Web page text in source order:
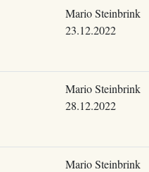
Mario Steinbrink
23.12.2022
Mario Steinbrink
28.12.2022
Mario Steinbrink